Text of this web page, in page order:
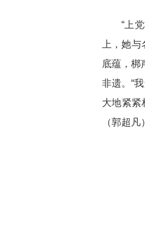
“上
上，她
底蕴，梆
非遗。“
大地紧紧
（郭超凡